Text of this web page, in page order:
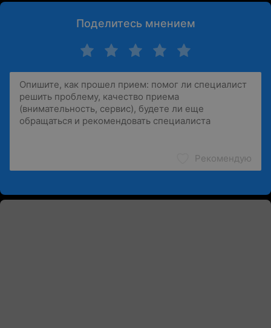
Поделитесь мнением
Рекомендую